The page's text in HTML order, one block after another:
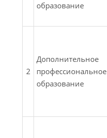
образование
2
Дополнительное
профессиональное
образование